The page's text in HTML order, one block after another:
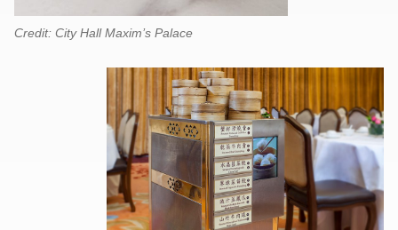
Credit: City Hall Maxim’s Palace